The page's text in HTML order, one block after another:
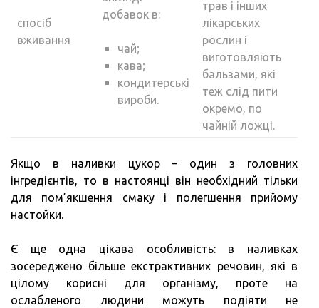
спосіб
вживання
добавок в:
чай;
кава;
кондитерські
вироби.
трав і інших
лікарських
рослин і
виготовляють
бальзами, які
теж слід пити
окремо, по
чайній ложці.
Якщо в наливки цукор – один з головних
інгредієнтів, то в настоянці він необхідний тільки
для пом’якшення смаку і полегшення прийому
настойки.
Є ще одна цікава особливість: в наливках
зосереджено більше екстрактивних речовин, які в
цілому корисні для організму, проте на
ослабленого людини можуть подіяти не